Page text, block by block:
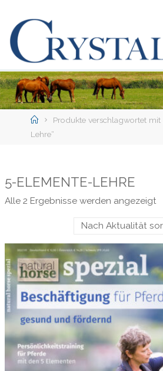
content
Crystal
Verlag
DER
ONLINE-
SHOP
PFERDEFREUNDE
HomeProdukte verschlagwortet mit
Lehre“
5-ELEMENTE-LEHRE
Alle 2 Ergebnisse werden angezeigt